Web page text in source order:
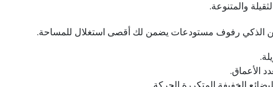
والمتنوعة.
الذكي رفوف مستودعات يضمن لك أقصى استغلال للمساحة.
الأعماق.